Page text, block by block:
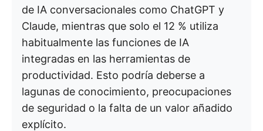
de IA conversacionales como ChatGPT y
Claude, mientras que solo el 12 % utiliza
habitualmente las funciones de IA
integradas en las herramientas de
productividad. Esto podría deberse a
lagunas de conocimiento, preocupaciones
de seguridad o la falta de un valor añadido
explícito.